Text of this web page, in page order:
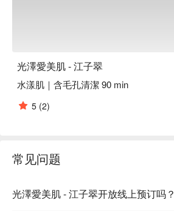
光澤愛美肌 - 江子翠
水漾肌｜含毛孔清潔 90 min
5 (2)
常见问题
光澤愛美肌 - 江子翠开放线上预订吗？